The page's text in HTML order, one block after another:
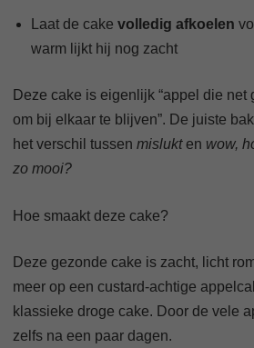
Laat de cake volledig afkoelen
warm lijkt hij nog zacht
Deze cake is eigenlijk “appel die net
om bij elkaar te blijven”. De juiste
het verschil tussen mislukten wow,
zo mooi?
Hoe smaakt deze cake?
Deze gezonde cake is zacht, licht
meer op een custard-achtige
klassieke droge cake. Door de vele
zelfs na een paar dagen.